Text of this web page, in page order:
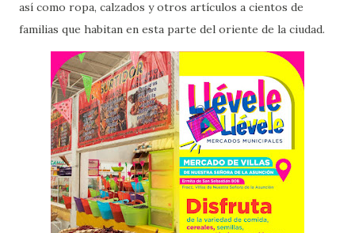
así como ropa, calzados y otros artículos a cientos de
familias que habitan en esta parte del oriente de la ciudad.